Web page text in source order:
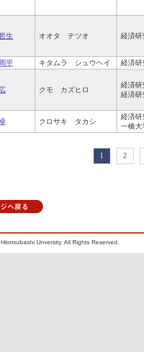
生 オオタ テツオ 経済研
平 キタムラ シュウヘイ 経済研
クモ カズヒロ
経済研
経済研
クロサキ タカシ
経済研
一橋大
1 2
Unversity. All Rights Reserved.